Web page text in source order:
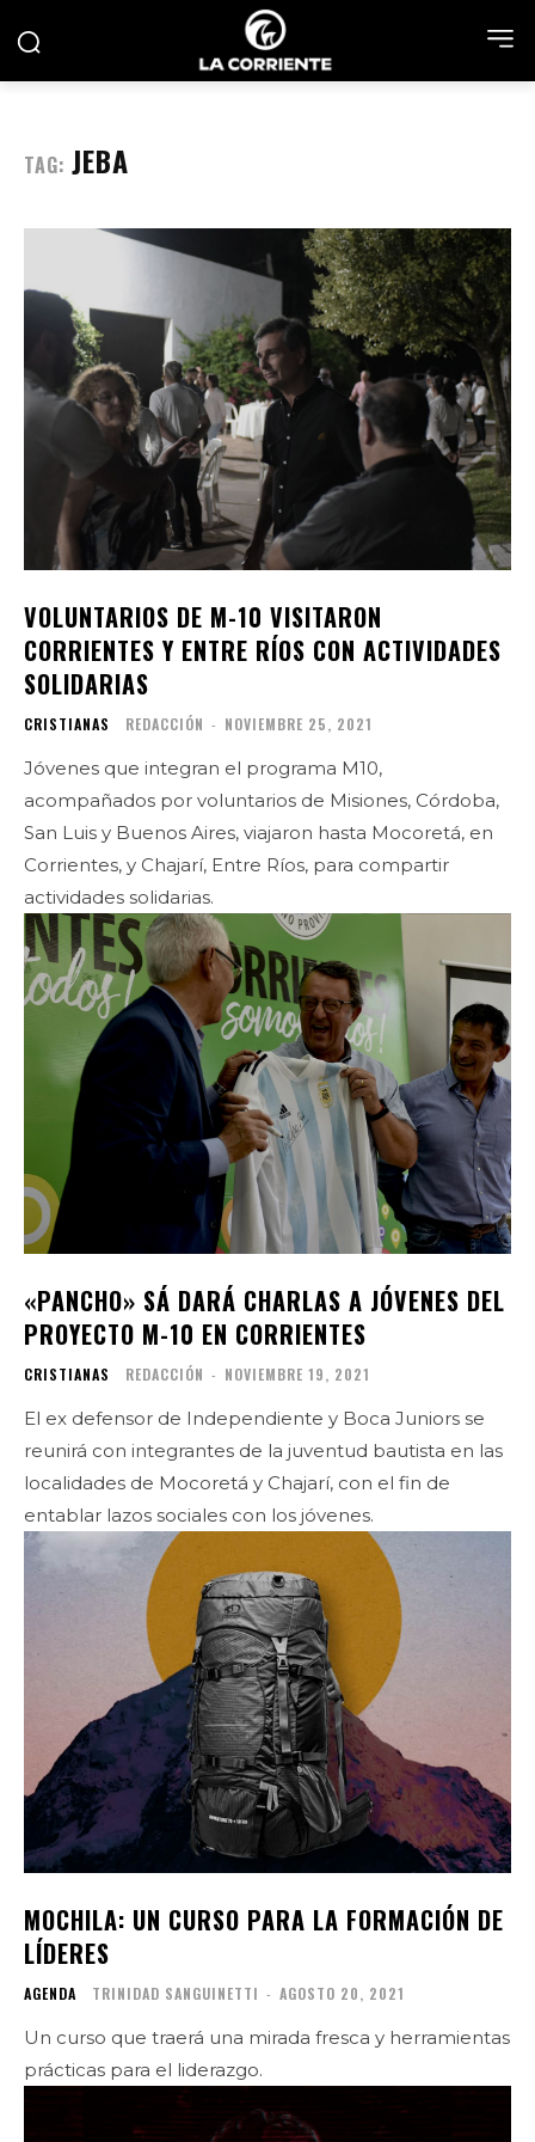
TAG: JEBA
VOLUNTARIOS DE M-10 VISITARON
CORRIENTES Y ENTRE RÍOS CON ACTIVIDADES
SOLIDARIAS
CRISTIANAS REDACCIÓN - NOVIEMBRE 25, 2021
Jóvenes que integran el programa M10,
acompañados por voluntarios de Misiones, Córdoba,
San Luis y Buenos Aires, viajaron hasta Mocoretá, en
Corrientes, y Chajarí, Entre Ríos, para compartir
actividades solidarias.
«PANCHO» SÁ DARÁ CHARLAS A JÓVENES DEL
PROYECTO M-10 EN CORRIENTES
CRISTIANAS REDACCIÓN - NOVIEMBRE 19, 2021
El ex defensor de Independiente y Boca Juniors se
reunirá con integrantes de la juventud bautista en las
localidades de Mocoretá y Chajarí, con el fin de
entablar lazos sociales con los jóvenes.
MOCHILA: UN CURSO PARA LA FORMACIÓN DE
LÍDERES
AGENDA TRINIDAD SANGUINETTI - AGOSTO 20, 2021
Un curso que traerá una mirada fresca y herramientas
prácticas para el liderazgo.